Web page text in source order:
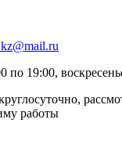
по 19:00,
работы